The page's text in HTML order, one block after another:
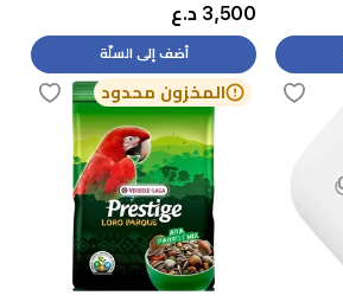
3,500 د.ع
أضف إلى السلّة
المخزون محدود